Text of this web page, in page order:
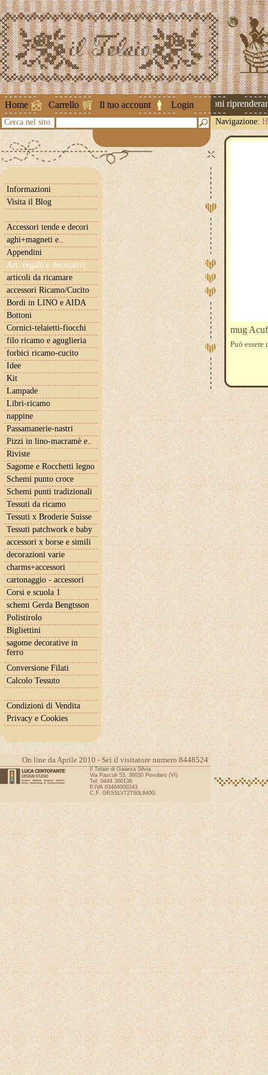
Home Carrello Il tuo account Login
Attenzione ! Le spedizioni
Cerca nel sito Navigazione:
Informazioni
Visita il Blog
Accessori tende e decori
aghi+magneti e..
Appendini
Art. regalo e decorativi
articoli da ricamare
accessori Ricamo/Cucito
Bordi in LINO e AIDA
Bottoni
Cornici-telaietti-fiocchi
filo ricamo e aguglieria
forbici ricamo-cucito
Idee
Kit
Lampade
Libri-ricamo
nappine
Passamanerie-nastri
Pizzi in lino-macramè e..
Riviste
Sagome e Rocchetti legno
Schemi punto croce
Schemi punti tradizionali
Tessuti da ricamo
Tessuti x Broderie Suisse
Tessuti patchwork e baby
accessori x borse e simili
decorazioni varie
charms+accessori
cartonaggio - accessori
Corsi e scuola 1
schemi Gerda Bengtsson
Polistirolo
Bigliettini
sagome decorative in
ferro
Conversione Filati
Calcolo Tessuto
Condizioni di Vendita
Privacy e Cookies
mug
Può
On line da Aprile 2010 - Sei il visitatore numero 8448524
Il Telaio di Gaiarsa Silvia
Via Pascoli 53, 36030 Povolaro (VI)
Tel: 0444 360136
P.IVA 03464000243
C.F. GRSSLV72T60L840G